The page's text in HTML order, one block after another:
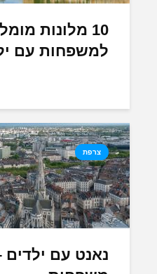
10 מלונות
למשפחות עם
צרפת
נאנט עם ילדים